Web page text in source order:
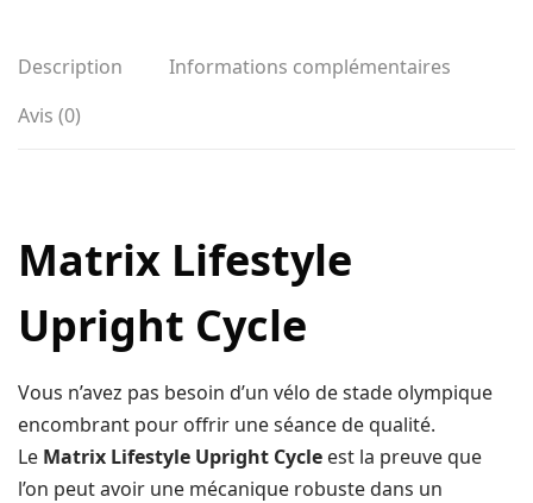
Description
Informations complémentaires
Avis (0)
Matrix Lifestyle
Upright Cycle
Vous n’avez pas besoin d’un vélo de stade olympique
encombrant pour offrir une séance de qualité.
Le Matrix Lifestyle Upright Cycle est la preuve que
l’on peut avoir une mécanique robuste dans un